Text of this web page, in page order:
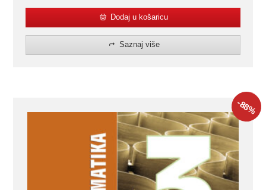
Dodaj u košaricu
Saznaj više
-88%